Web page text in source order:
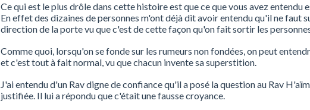
Ce qui est le plus drôle dans cette histoire est que ce que vous avez entendu
En effet des dizaines de personnes m'ont déjà dit avoir entendu qu'il ne faut
direction de la porte vu que c'est de cette façon qu'on fait sortir les
Comme quoi, lorsqu'on se fonde sur les rumeurs non fondées, on peut
et c'est tout à fait normal, vu que chacun invente sa superstition.
J'ai entendu d'un Rav digne de confiance qu'il a posé la question au Rav
justifiée. Il lui a répondu que c'était une fausse croyance.